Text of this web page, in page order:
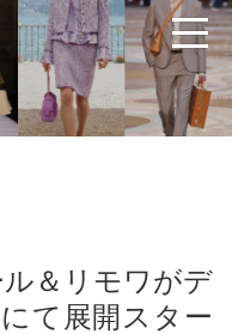
＆リモワがデ
て展開スター